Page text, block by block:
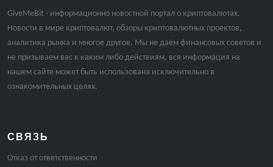
GiveMeBit - информационно новостной портал о криптовалютах.
Новости в мире криптовалют, обзоры криптовалютных проектов,
аналитика рынка и многое другое. Мы не даём финансовых советов и
не призываем вас к каким либо действиям, вся информация на
нашем сайте может быть использована исключительно в
ознакомительных целях.
СВЯЗЬ
Отказ от ответственности